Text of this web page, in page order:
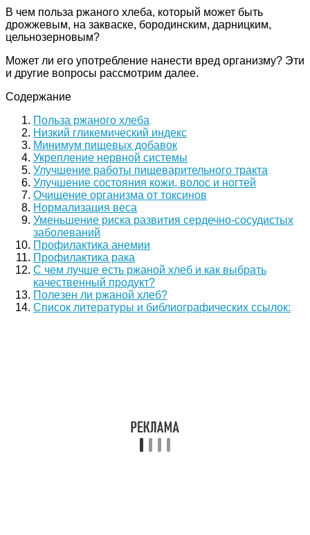
В чем польза ржаного хлеба, который может быть
дрожжевым, на закваске, бородинским, дарницким,
цельнозерновым?
Может ли его употребление нанести вред организму? Эти
и другие вопросы рассмотрим далее.
Содержание
Польза ржаного хлеба
Низкий гликемический индекс
Минимум пищевых добавок
Укрепление нервной системы
Улучшение работы пищеварительного тракта
Улучшение состояния кожи, волос и ногтей
Очищение организма от токсинов
Нормализация веса
Уменьшение риска развития сердечно-сосудистых
заболеваний
Профилактика анемии
Профилактика рака
С чем лучше есть ржаной хлеб и как выбрать
качественный продукт?
Полезен ли ржаной хлеб?
Список литературы и библиографических ссылок: